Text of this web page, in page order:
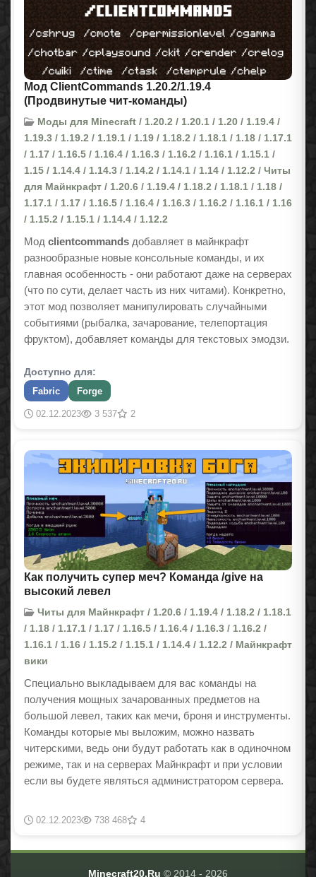
Мод ClientCommands 1.20.2/1.19.4
(Продвинутые чит-команды)
Моды для Minecraft / 1.20.2 / 1.20.1 / 1.20 / 1.19.4 /
1.19.3 / 1.19.2 / 1.19.1 / 1.19 / 1.18.2 / 1.18.1 / 1.18 / 1.17.1
/ 1.17 / 1.16.5 / 1.16.4 / 1.16.3 / 1.16.2 / 1.16.1 / 1.15.1 /
1.15 / 1.14.4 / 1.14.3 / 1.14.2 / 1.14.1 / 1.14 / 1.12.2 / Читы
для Майнкрафт / 1.20.6 / 1.19.4 / 1.18.2 / 1.18.1 / 1.18 /
1.17.1 / 1.17 / 1.16.5 / 1.16.4 / 1.16.3 / 1.16.2 / 1.16.1 / 1.16
/ 1.15.2 / 1.15.1 / 1.14.4 / 1.12.2
Мод clientcommands добавляет в майнкрафт
разнообразные новые консольные команды, и их
главная особенность - они работают даже на серверах
(что по сути, делает часть из них читами). Конкретно,
этот мод позволяет манипулировать случайными
событиями (рыбалка, зачарование, телепортация
фруктом), добавляет команды для текстовых эмодзи.
Доступно для:
Fabric Forge
02.12.2023 3 537 2
Как получить супер меч? Команда /give на
высокий левел
Читы для Майнкрафт / 1.20.6 / 1.19.4 / 1.18.2 / 1.18.1
/ 1.18 / 1.17.1 / 1.17 / 1.16.5 / 1.16.4 / 1.16.3 / 1.16.2 /
1.16.1 / 1.16 / 1.15.2 / 1.15.1 / 1.14.4 / 1.12.2 / Майнкрафт
вики
Специально выкладываем для вас команды на
получения мощных зачарованных предметов на
большой левел, таких как мечи, броня и инструменты.
Команды которые мы выложим, можно назвать
читерскими, ведь они будут работать как в одиночном
режиме, так и на серверах Майнкрафт и при условии
если вы будете являться администратором сервера.
02.12.2023 738 468 4
Minecraft20.Ru © 2014 - 2026